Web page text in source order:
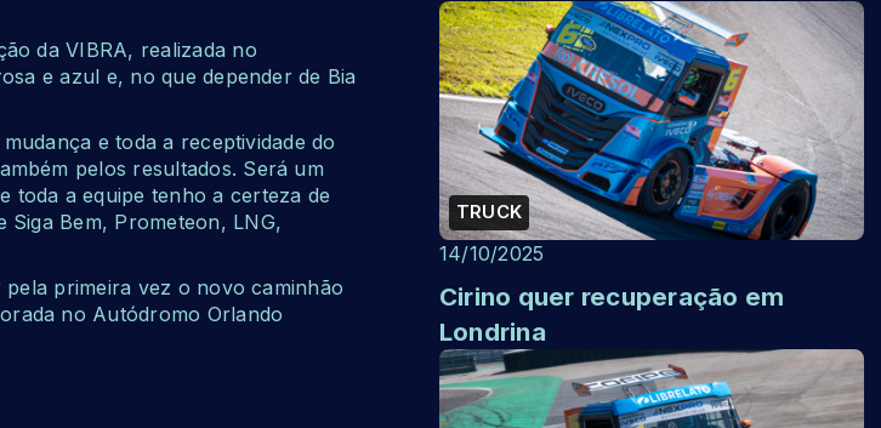
da VIBRA, realizada no
e azul e, no que depender de Bia
e toda a receptividade do
pelos resultados. Será um
toda a equipe tenho a certeza de
Siga Bem, Prometeon, LNG,
primeira vez o novo caminhão
no Autódromo Orlando
TRUCK
14/10/2025
Cirino quer recuperação em
Londrina